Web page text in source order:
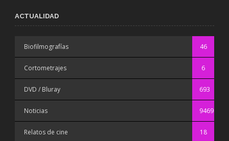
ACTUALIDAD
Biofilmografías 46
Cortometrajes 6
DVD / Bluray 693
Noticias 9469
Relatos de cine 18